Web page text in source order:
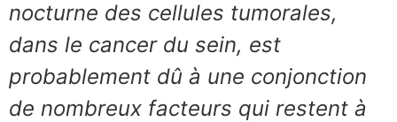
nocturne des cellules tumorales,
dans le cancer du sein, est
probablement dû à une conjonction
de nombreux facteurs qui restent à